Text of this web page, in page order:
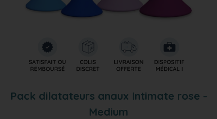
Pack dilatateurs anaux Intimate rose -
Medium